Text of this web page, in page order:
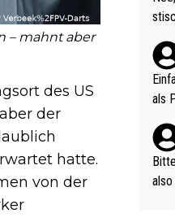
– mahnt aber
des US
der
hatte.
von der
(in
als
nes
ttler
vV
als